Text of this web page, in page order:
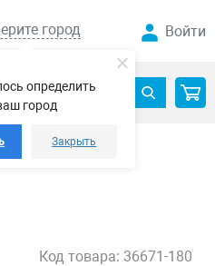
определить
город
Закрыть
город Войти
Код товара: 36671-180